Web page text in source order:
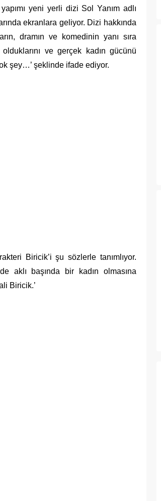
yeni yerli dizi Sol Yanım adlı
ekranlara geliyor. Dizi hakkında
dramın ve komedinin yanı sıra
ve gerçek kadın gücünü
şey…’ şeklinde ifade ediyor.
Biricik’i şu sözlerle tanımlıyor.
aklı başında bir kadın olmasına
Biricik.’